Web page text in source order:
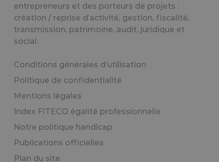
entrepreneurs et des porteurs de projets :
création / reprise d’activité, gestion, fiscalité,
transmission, patrimoine, audit, juridique et
social.
Conditions générales d’utilisation
Politique de confidentialité
Mentions légales
Index FITECO égalité professionnelle
Notre politique handicap
Publications officielles
Plan du site